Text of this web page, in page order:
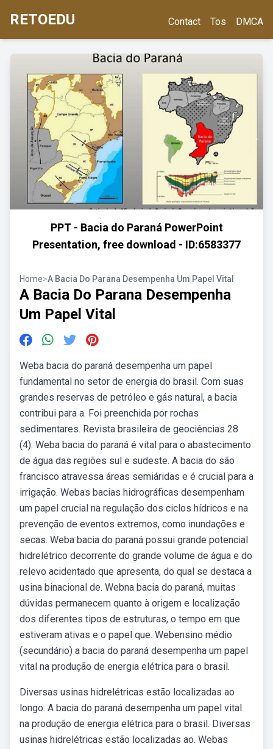
RETOEDU Contact Tos DMCA
PPT - Bacia do Paraná PowerPoint
Presentation, free download - ID:6583377
Home>A Bacia Do Parana Desempenha Um Papel Vital
A Bacia Do Parana Desempenha
Um Papel Vital
Weba bacia do paraná desempenha um papel
fundamental no setor de energia do brasil. Com suas
grandes reservas de petróleo e gás natural, a bacia
contribui para a. Foi preenchida por rochas
sedimentares. Revista brasileira de geociências 28
(4): Weba bacia do paraná é vital para o abastecimento
de água das regiões sul e sudeste. A bacia do são
francisco atravessa áreas semiáridas e é crucial para a
irrigação. Webas bacias hidrográficas desempenham
um papel crucial na regulação dos ciclos hídricos e na
prevenção de eventos extremos, como inundações e
secas. Weba bacia do paraná possui grande potencial
hidrelétrico decorrente do grande volume de água e do
relevo acidentado que apresenta, do qual se destaca a
usina binacional de. Webna bacia do paraná, muitas
dúvidas permanecem quanto à origem e localização
dos diferentes tipos de estruturas, o tempo em que
estiveram ativas e o papel que. Webensino médio
(secundário) a bacia do paraná desempenha um papel
vital na produção de energia elétrica para o brasil.
Diversas usinas hidrelétricas estão localizadas ao
longo. A bacia do paraná desempenha um papel vital
na produção de energia elétrica para o brasil. Diversas
usinas hidrelétricas estão localizadas ao. Webas